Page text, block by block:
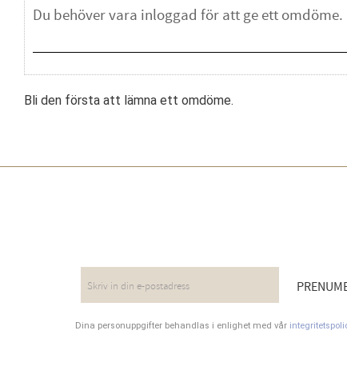
Bli den första att lämna ett omdöme.
Dina personuppgifter behandlas i enlighet med vår